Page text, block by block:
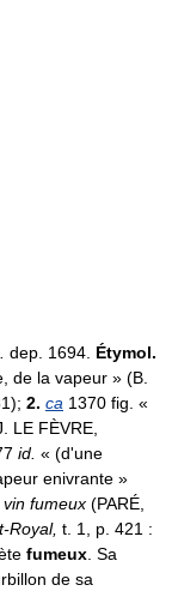
dep. 1694. Étymol.
de la vapeur » (B.
2. ca 1370 fig. «
LE FÈVRE,
id. « (d'une
enivrante »
vin fumeux (PARÉ,
Royal, t. 1, p. 421 :
fumeux . Sa
de sa